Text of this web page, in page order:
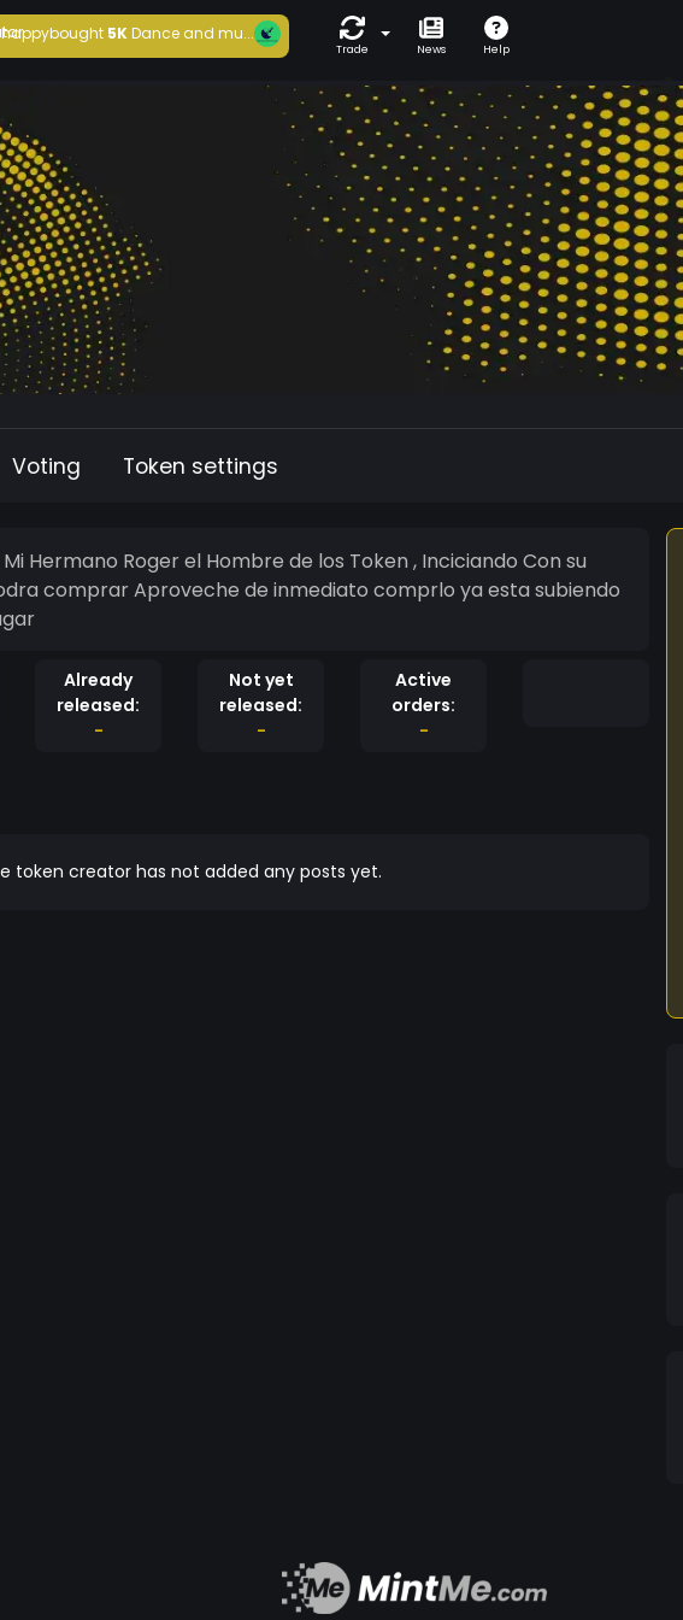
bought5KDance and mu...
Trade News Help
Voting Token settings
Hermano Roger el Hombre de los Token , Inciciando Con su
Aproveche de inmediato comprlo ya esta subiendo
Already
released:
-
Not yet
released:
-
Active
orders:
-
token creator has not added any posts yet.